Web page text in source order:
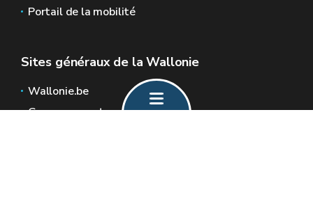
Portail de la mobilité
Sites généraux de la Wallonie
Wallonie.be
Gouvernement wallon